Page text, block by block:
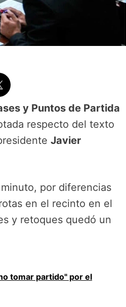
y Puntos de Partida
respecto del texto
Javier
por diferencias
en el recinto en el
y retoques quedó un
tomar partido" por el